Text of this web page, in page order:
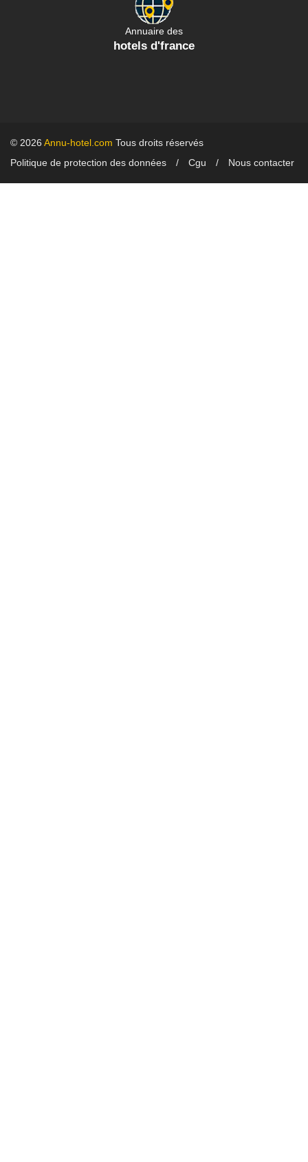
Annuaire des
hotels d'france
© 2026 Annu-hotel.com Tous droits réservés
Politique de protection des données
Cgu Nous contacter